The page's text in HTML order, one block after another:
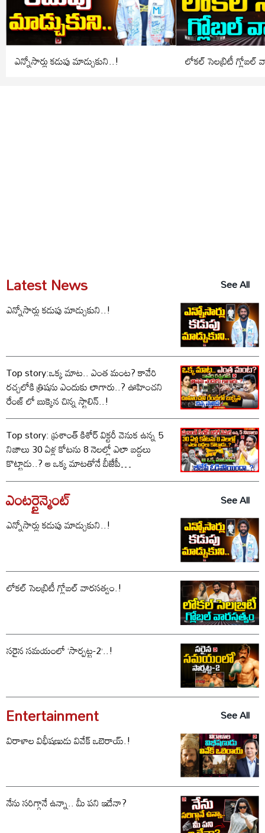
ఎన్నోసార్లు కడుపు మాడ్చుకుని..! లోకల్ సెలబ్రిటీ గ్లోబల్
Latest News
See All
ఎన్నోసార్లు కడుపు మాడ్చుకుని..!
Top story:ఒక్క మాట.. ఎంత మంట? కావేరి
రచ్చలోకి త్రిషను ఎందుకు లాగారు..? ఊహించని
రేంజ్ లో బుక్కైన చిన్న స్టాలిన్..!
Top story: ప్రశాంత్ కిశోర్ విక్టరీ వెనుక ఉన్న 5
నిజాలు 30 ఏళ్ల కోటను 8 నెలల్లో ఎలా బద్దలు
కొట్టాడు..? ఆ ఒక్క మాటతోనే బీజేపీ
ఓడిపోయిందా..?
ఎంటర్టైన్మెంట్
See All
ఎన్నోసార్లు కడుపు మాడ్చుకుని..!
లోకల్ సెలబ్రిటీ గ్లోబల్ వారసత్వం.!
సరైన సమయంలో ‘సార్పట్ట-2’..!
Entertainment
See All
విరాళాల విభీషణుడు వివేక్ ఒబెరాయ్.!
నేను సరిగ్గానే ఉన్నా.. మీ పని ఇదేనా?